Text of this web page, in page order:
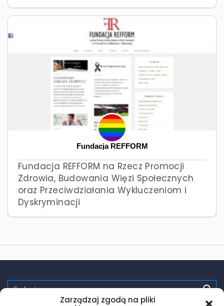
Zarządzaj zgodą na pliki
Fundacja REFFORM
Fundacja REFFORM na Rzecz Promocji
Zdrowia, Budowania Więzi Społecznych
oraz Przeciwdziałania Wykluczeniom i
Dyskryminacji